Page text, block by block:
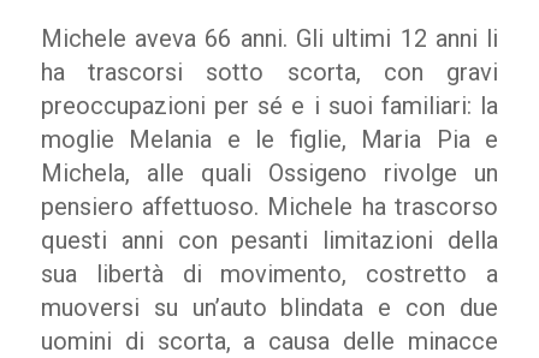
Michele aveva 66 anni. Gli ultimi 12 anni li
ha trascorsi sotto scorta, con gravi
preoccupazioni per sé e i suoi familiari: la
moglie Melania e le figlie, Maria Pia e
Michela, alle quali Ossigeno rivolge un
pensiero affettuoso. Michele ha trascorso
questi anni con pesanti limitazioni della
sua libertà di movimento, costretto a
muoversi su un’auto blindata e con due
uomini di scorta, a causa delle minacce